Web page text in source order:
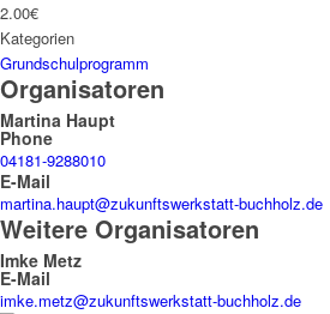
2.00€
Kategorien
Grundschulprogramm
Organisatoren
Martina Haupt
Phone
04181-9288010
E-Mail
martina.haupt@zukunftswerkstatt-buchholz.de
Weitere Organisatoren
Imke Metz
E-Mail
imke.metz@zukunftswerkstatt-buchholz.de